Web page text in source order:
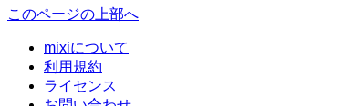
このページの上部へ
mixiについて
利用規約
ライセンス